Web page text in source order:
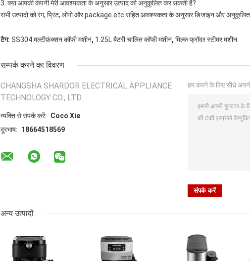
3. क्या आपकी कंपनी मेरी आवश्यकता के अनुसार उत्पाद को अनुकूलित कर सकती है?
सभी उत्पादों को रंग, प्रिंट, लोगो और package.etc सहित आवश्यकता के अनुसार डिजाइन और
टैग: SS304 मल्टीफ़ंक्शन कॉफी मशीन, 1.25L बैटरी चालित कॉफी मशीन, मिल्क फ्रॉदर स्टीमर मशीन
सम्पर्क करने का विवरण
CHANGSHA SHARDOR ELECTRICAL APPLIANCE
TECHNOLOGY CO., LTD
व्यक्ति से संपर्क करें:
Coco Xie
दूरभाष:
18664518569
हम करने के लिए सीधे
अन्य उत्पादों